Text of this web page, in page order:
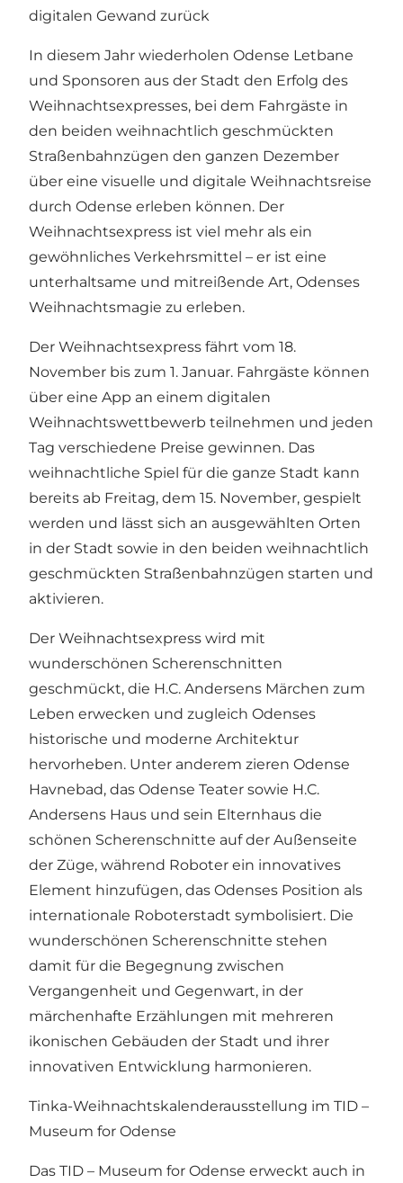
digitalen Gewand zurück
In diesem Jahr wiederholen Odense Letbane
und Sponsoren aus der Stadt den Erfolg des
Weihnachtsexpresses, bei dem Fahrgäste in
den beiden weihnachtlich geschmückten
Straßenbahnzügen den ganzen Dezember
über eine visuelle und digitale Weihnachtsreise
durch Odense erleben können. Der
Weihnachtsexpress ist viel mehr als ein
gewöhnliches Verkehrsmittel – er ist eine
unterhaltsame und mitreißende Art, Odenses
Weihnachtsmagie zu erleben.
Der Weihnachtsexpress fährt vom 18.
November bis zum 1. Januar. Fahrgäste können
über eine App an einem digitalen
Weihnachtswettbewerb teilnehmen und jeden
Tag verschiedene Preise gewinnen. Das
weihnachtliche Spiel für die ganze Stadt kann
bereits ab Freitag, dem 15. November, gespielt
werden und lässt sich an ausgewählten Orten
in der Stadt sowie in den beiden weihnachtlich
geschmückten Straßenbahnzügen starten und
aktivieren.
Der Weihnachtsexpress wird mit
wunderschönen Scherenschnitten
geschmückt, die H.C. Andersens Märchen zum
Leben erwecken und zugleich Odenses
historische und moderne Architektur
hervorheben. Unter anderem zieren Odense
Havnebad, das Odense Teater sowie H.C.
Andersens Haus und sein Elternhaus die
schönen Scherenschnitte auf der Außenseite
der Züge, während Roboter ein innovatives
Element hinzufügen, das Odenses Position als
internationale Roboterstadt symbolisiert. Die
wunderschönen Scherenschnitte stehen
damit für die Begegnung zwischen
Vergangenheit und Gegenwart, in der
märchenhafte Erzählungen mit mehreren
ikonischen Gebäuden der Stadt und ihrer
innovativen Entwicklung harmonieren.
Tinka-Weihnachtskalenderausstellung im TID –
Museum for Odense
Das TID – Museum for Odense erweckt auch in